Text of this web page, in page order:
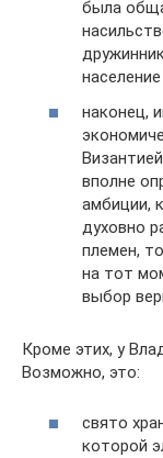
была
наконец,
вполне
амбиции,
духовно
племен,
на тот
выбор
Кроме этих, у
Возможно, это:
свято
которой